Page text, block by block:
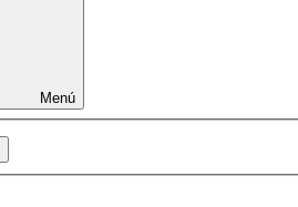
Menú